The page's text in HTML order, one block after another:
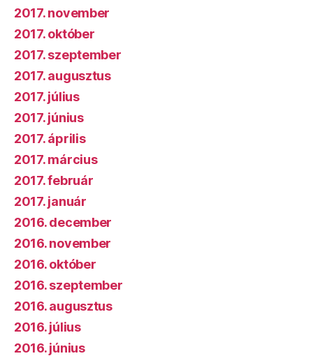
2017. november
2017. október
2017. szeptember
2017. augusztus
2017. július
2017. június
2017. április
2017. március
2017. február
2017. január
2016. december
2016. november
2016. október
2016. szeptember
2016. augusztus
2016. július
2016. június